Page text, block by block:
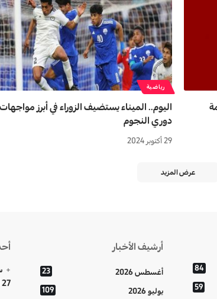
رياضية
اليوم.. الميناء يستضيف الزوراء في أبرز مواجهات
دوري النجوم
29 أكتوبر 2024
عرض المزيد
84
59
أرشيف الأخبار
أغسطس 2026 23
يوليو 2026 109
27 ألترا”